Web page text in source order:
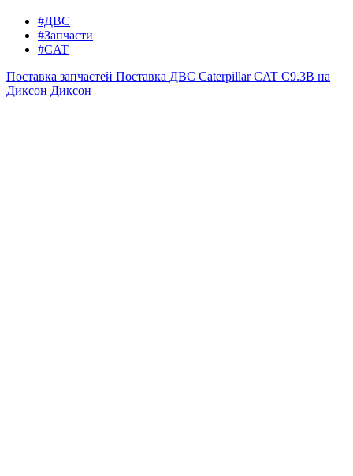
#ДВС
#Запчасти
#CAT
Поставка запчастей Поставка ДВС Caterpillar CAT C9.3B на
Диксон Диксон